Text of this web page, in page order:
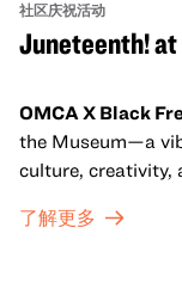
社区庆祝活动
Juneteenth!
OMCA X Black
the Museum—a
culture, creativity,
sets from
了解更多